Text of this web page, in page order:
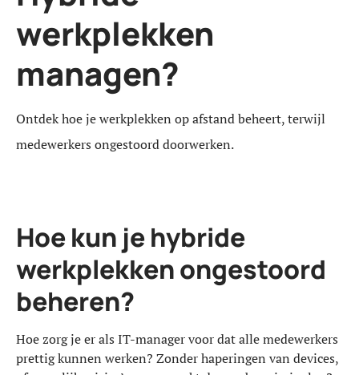
werkplekken
managen?
Ontdek hoe je werkplekken op afstand beheert, terwijl
medewerkers ongestoord doorwerken.
Hoe kun je hybride
werkplekken ongestoord
beheren?
Hoe zorg je er als IT-manager voor dat alle medewerkers
prettig kunnen werken? Zonder haperingen van devices,